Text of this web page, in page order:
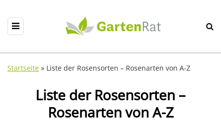
Startseite » Liste der Rosensorten – Rosenarten von A-Z
Liste der Rosensorten –
Rosenarten von A-Z